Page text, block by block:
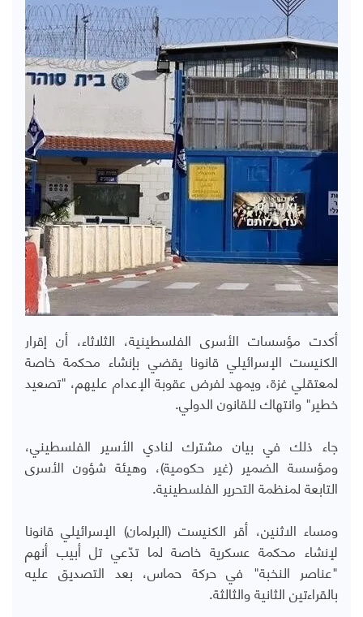
أكدت مؤسسات الأسرى الفلسطينية، الثلاثاء، أن إقرار
الكنيست الإسرائيلي قانونا يقضي بإنشاء محكمة خاصة
لمعتقلي غزة، ويمهد لفرض عقوبة الإعدام عليهم، "تصعيد
خطير" وانتهاك للقانون الدولي.
جاء ذلك في بيان مشترك لنادي الأسير الفلسطيني،
ومؤسسة الضمير (غير حكومية)، وهيئة شؤون الأسرى
التابعة لمنظمة التحرير الفلسطينية.
ومساء الاثنين، أقر الكنيست (البرلمان) الإسرائيلي قانونا
لإنشاء محكمة عسكرية خاصة لما تدّعي تل أبيب أنهم
"عناصر النخبة" في حركة حماس، بعد التصديق عليه
بالقراءتين الثانية والثالثة.